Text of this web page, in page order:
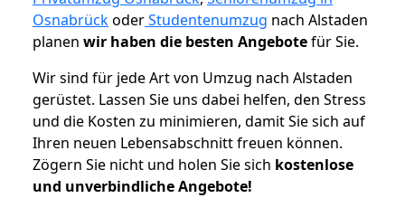
OsnabrückoderStudentenumzug nach Alstaden
planen wir haben die besten Angebotefür Sie.
Wir sind für jede Art von Umzug nach Alstaden
gerüstet. Lassen Sie uns dabei helfen, den Stress
und die Kosten zu minimieren, damit Sie sich auf
Ihren neuen Lebensabschnitt freuen können.
Zögern Sie nicht und holen Sie sich kostenlose
und unverbindliche Angebote!